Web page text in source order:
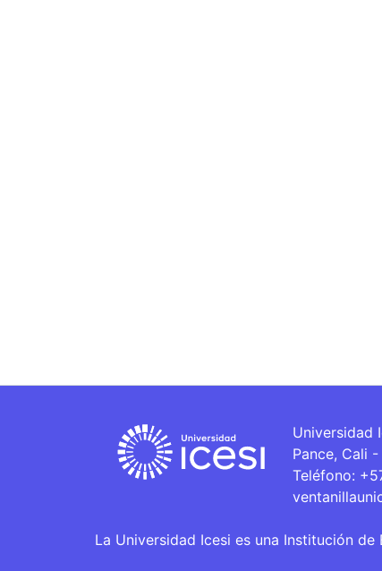
Universidad
Pance, Cali
Teléfono:
La Universidad Icesi es una Institución